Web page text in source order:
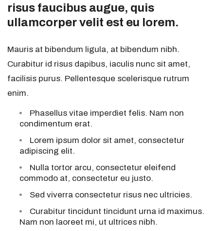
risus faucibus augue, quis
ullamcorper velit est eu lorem.
Mauris at bibendum ligula, at bibendum nibh.
Curabitur id risus dapibus, iaculis nunc sit amet,
facilisis purus. Pellentesque scelerisque rutrum
enim.
Phasellus vitae imperdiet felis. Nam non
condimentum erat.
Lorem ipsum dolor sit amet, consectetur
adipiscing elit.
Nulla tortor arcu, consectetur eleifend
commodo at, consectetur eu justo.
Sed viverra consectetur risus nec ultricies.
Curabitur tincidunt tincidunt urna id maximus.
Nam non laoreet mi, ut ultrices nibh.